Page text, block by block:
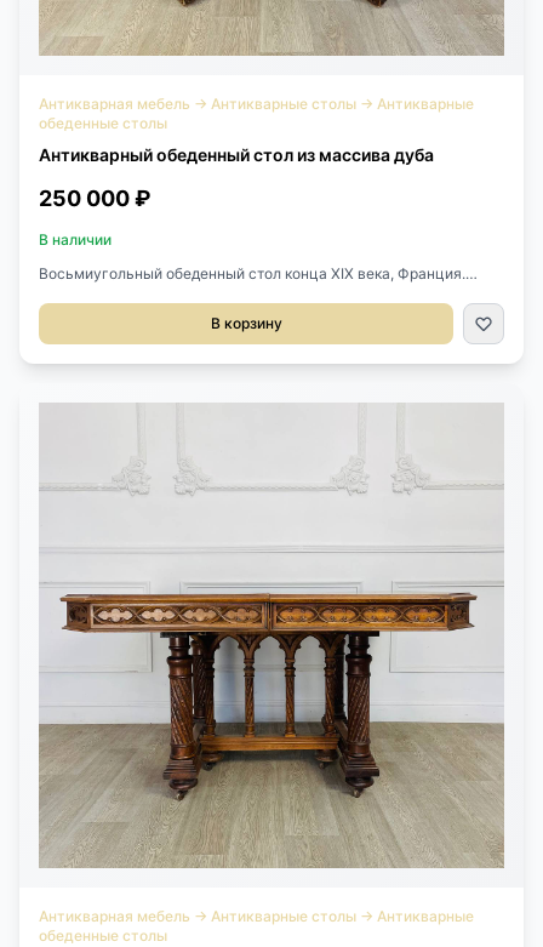
Антикварная мебель → Антикварные столы → Антикварные
обеденные столы
Антикварный обеденный стол из массива дуба
250 000 ₽
В наличии
Восьмиугольный обеденный стол конца ХIХ века, Франция.
периметру. Может раскладываться. Размер: 136х118х74h см.
В корзину
Антикварная мебель → Антикварные столы → Антикварные
обеденные столы